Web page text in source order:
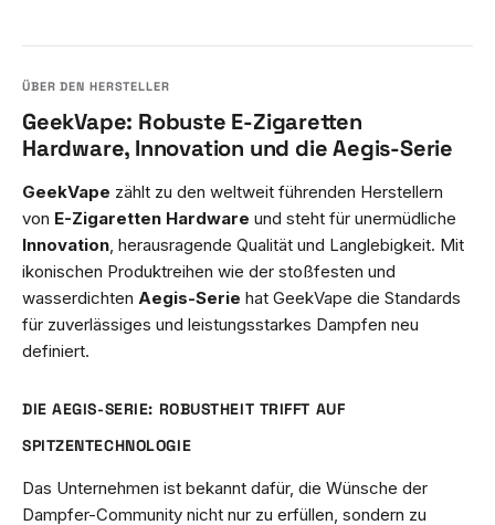
GeekVape: Robuste E-Zigaretten
Hardware, Innovation und die Aegis-Serie
GeekVape zählt zu den weltweit führenden Herstellern
von E-Zigaretten Hardware und steht für unermüdliche
Innovation , herausragende Qualität und Langlebigkeit. Mit
ikonischen Produktreihen wie der stoßfesten und
wasserdichten Aegis-Serie hat GeekVape die Standards
für zuverlässiges und leistungsstarkes Dampfen neu
definiert.
DIE AEGIS-SERIE: ROBUSTHEIT TRIFFT AUF
SPITZENTECHNOLOGIE
Das Unternehmen ist bekannt dafür, die Wünsche der
Dampfer-Community nicht nur zu erfüllen, sondern zu